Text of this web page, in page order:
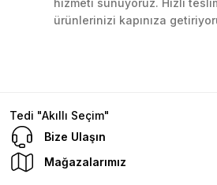
Mustafa Orhan | 25/07/2024
hizmeti sunuyoruz. Hızlı
ürünlerinizi kapınıza
Tedi "Akıllı Seçim"
Bize Ulaşın
Mağazalarımız